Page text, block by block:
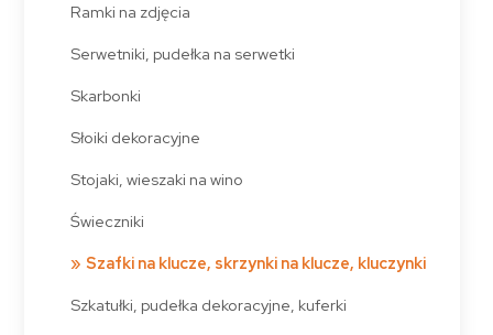
Ramki na zdjęcia
Serwetniki, pudełka na serwetki
Skarbonki
Słoiki dekoracyjne
Stojaki, wieszaki na wino
Świeczniki
Szafki na klucze, skrzynki na klucze, kluczynki
Szkatułki, pudełka dekoracyjne, kuferki